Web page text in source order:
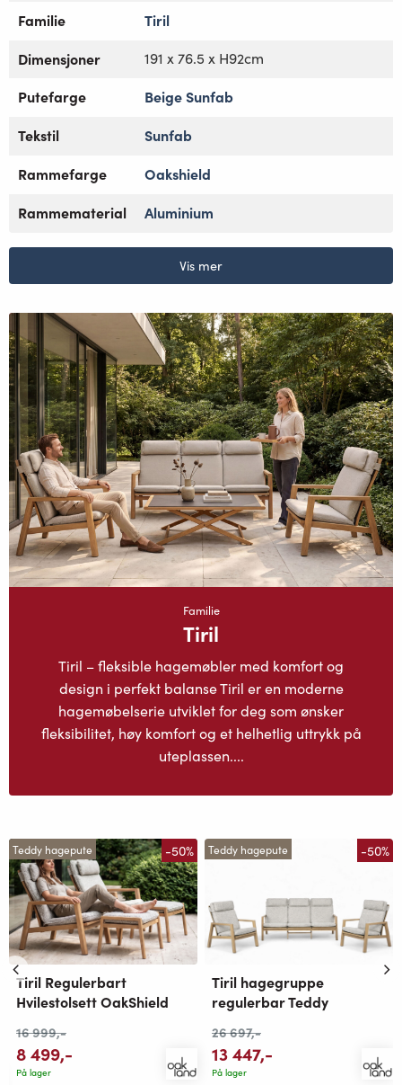
Familie
Tiril
Dimensjoner
191 x 76.5 x H92cm
Putefarge
Beige Sunfab
Tekstil
Sunfab
Rammefarge
Oakshield
Rammematerial
Aluminium
Vis mer
Familie
Tiril
Tiril – fleksible hagemøbler med komfort og
design i perfekt balanse Tiril er en moderne
hagemøbelserie utviklet for deg som ønsker
fleksibilitet, høy komfort og et helhetlig uttrykk på
uteplassen....
Teddy hagepute -50%
Tiril Regulerbart
Hvilestolsett OakShield
16 999,-
8 499,-
På lager
Teddy hagepute -50%
Tiril hagegruppe
regulerbar Teddy
26 697,-
13 447,-
På lager